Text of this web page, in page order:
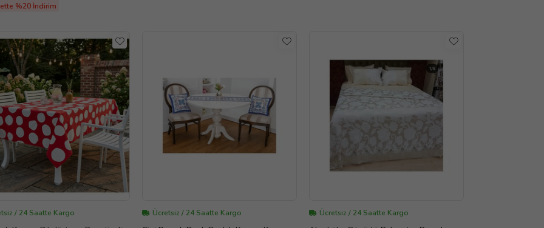
%20 İndirim
/ 24 Saatte Kargo Ücretsiz / 24 Saatte Kargo Ücretsiz / 24 Saatte Kargo